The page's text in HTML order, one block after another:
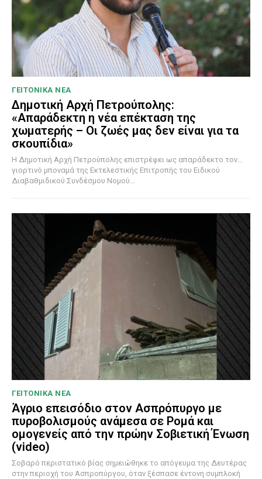
ΓΕΙΤΟΝΙΚΑ ΝΕΑ
Δημοτική Αρχή Πετρούπολης:
«Απαράδεκτη η νέα επέκταση της
χωματερής – Οι ζωές μας δεν είναι για τα
σκουπίδια»
Η Δημοτική Αρχή Πετρούπολης επιστρέφει ως απαράδεκτο τον…
γιορτινό μποναμά της Εκτελεστικής Επιτροπής του Ειδικού
Διαβαθμιδικού Συνδέσμου Νομού...
ΓΕΙΤΟΝΙΚΑ ΝΕΑ
Άγριο επεισόδιο στον Ασπρόπυργο με
πυροβολισμούς ανάμεσα σε Ρομά και
ομογενείς από την πρώην Σοβιετική Ένωση
(video)
Σοβαρό περιστατικό βίας σημειώθηκε το απόγευμα της Δευτέρας
στην περιοχή του Ασπροπύργου, όταν ξέσπασε έντονη συμπλοκή